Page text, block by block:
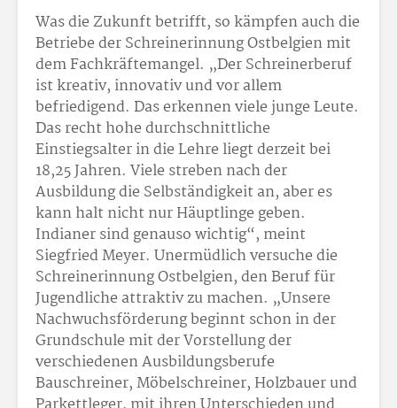
Was die Zukunft betrifft, so kämpfen auch die
Betriebe der Schreinerinnung Ostbelgien mit
dem Fachkräftemangel. „Der Schreinerberuf
ist kreativ, innovativ und vor allem
befriedigend. Das erkennen viele junge Leute.
Das recht hohe durchschnittliche
Einstiegsalter in die Lehre liegt derzeit bei
18,25 Jahren. Viele streben nach der
Ausbildung die Selbständigkeit an, aber es
kann halt nicht nur Häuptlinge geben.
Indianer sind genauso wichtig“, meint
Siegfried Meyer. Unermüdlich versuche die
Schreinerinnung Ostbelgien, den Beruf für
Jugendliche attraktiv zu machen. „Unsere
Nachwuchsförderung beginnt schon in der
Grundschule mit der Vorstellung der
verschiedenen Ausbildungsberufe
Bauschreiner, Möbelschreiner, Holzbauer und